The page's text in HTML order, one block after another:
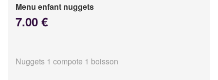
Menu enfant nuggets
7.00 €
Nuggets 1 compote 1 boisson